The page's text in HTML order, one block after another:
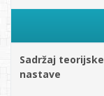
Sadržaj teorijske
nastave